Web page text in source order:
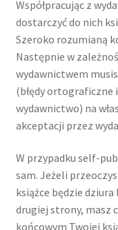
Współpracując z
dostarczyć do nich
Szeroko rozumianą
Następnie w
wydawnictwem
(błędy ortograficzne
wydawnictwo) na
akceptacji przez
W przypadku self-
sam. Jeżeli
książce będzie
drugiej strony, masz
końcowym Twojej